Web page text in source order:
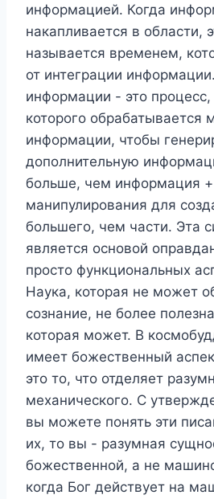
информацией. Когда
накапливается в области,
называется временем,
от интеграции
информации - это
которого обрабатывается
информации, чтобы
дополнительную
больше, чем информация +
манипулирования для
большего, чем части. Эта
является основой
просто функциональных
Наука, которая не может
сознание, не более
которая может. В
имеет божественный
это то, что отделяет
механического. С
вы можете понять эти
их, то вы - разумная
божественной, а не
когда Бог действует на